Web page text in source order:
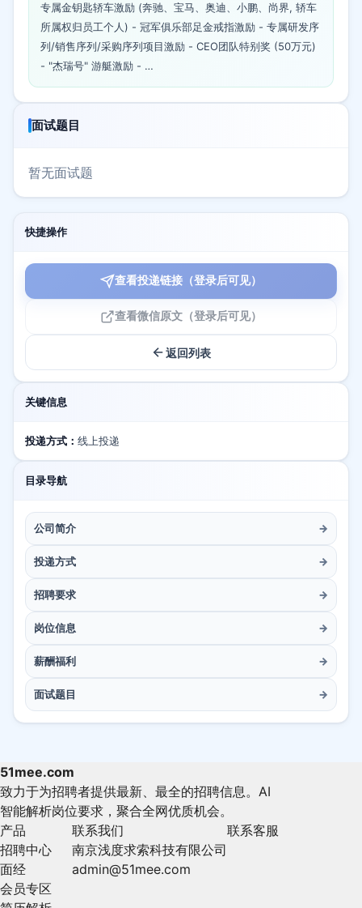
专属金钥匙轿车激励 (奔驰、宝马、奥迪、小鹏、尚界, 轿车
所属权归员工个人) - 冠军俱乐部足金戒指激励 - 专属研发序
列/销售序列/采购序列项目激励 - CEO团队特别奖 (50万元)
- "杰瑞号" 游艇激励 - …
面试题目
暂无面试题
快捷操作
查看投递链接（登录后可见）
查看微信原文（登录后可见）
返回列表
关键信息
投递方式： 线上投递
目录导航
公司简介 →
投递方式 →
招聘要求 →
岗位信息 →
薪酬福利 →
面试题目 →
51mee.com
致力于为招聘者提供最新、最全的招聘信息。AI
智能解析岗位要求，聚合全网优质机会。
产品
招聘中心
面经
会员专区
联系我们
南京浅度求索科技有限公司
admin@51mee.com
联系客服